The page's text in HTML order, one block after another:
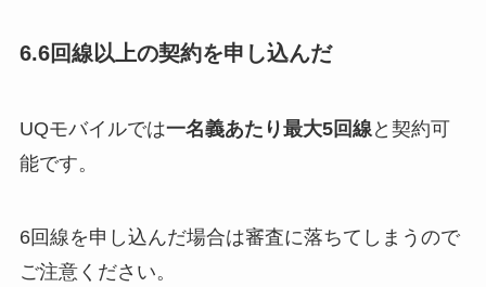
6.6回線以上の契約を申し込んだ
UQモバイルでは一名義あたり最大5回線 と契約可
能です。
6回線を申し込んだ場合は審査に落ちてしまうので
ご注意ください。